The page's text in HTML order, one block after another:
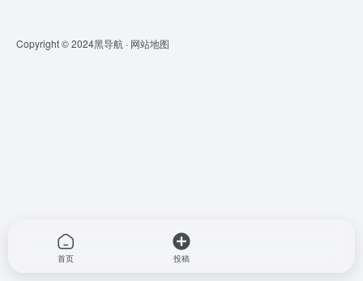
Copyright © 2024黑导航 · 网站地图
首页 投稿